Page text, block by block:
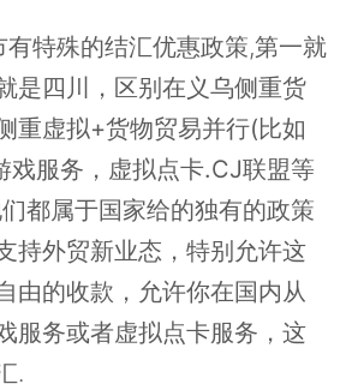
特殊的结汇优惠政策,第一就
是四川，区别在 义乌侧重货
重虚拟+货物贸易并行(比如
戏服务，虚拟点卡.CJ联盟等
们都属于国家给的独有的政策
持外贸新业态，特别允许这
由的收款，允许你在国内从
服务或者虚拟点卡服务，这
.